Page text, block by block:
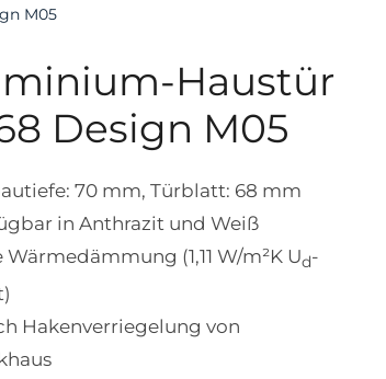
M05
Haustür
Design M05
70 mm, Türblatt: 68 mm
in Anthrazit und Weiß
Wärmedämmung (1,11 W/m²K Ud-
Hakenverriegelung von